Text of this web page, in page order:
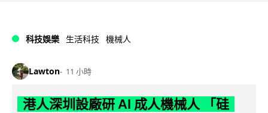
科技娛樂 生活科技 機械人
Lawton 11 小時
港人深圳設廠研 AI 成人機械人 「硅